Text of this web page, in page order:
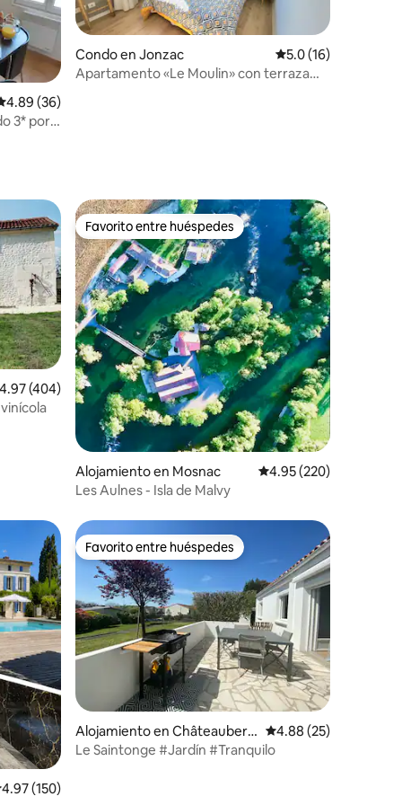
promedio: 4.89 de 5, 36 reseñas
4.89 (36)
3* por
Condo en Jonzac Calificación
5.0 (16)
Apartamento «Le Moulin» con terraza
promedio: 4.97 de 5, 404 reseñas
4.97 (404)
Favorito entre huéspedes
Favorito entre huéspedes
Alojamiento en Mosnac Calificación promedio:
4.95 (220)
Les Aulnes - Isla de Malvy
promedio: 4.97 de 5, 150 reseñas
4.97 (150)
Favorito entre huéspedes
Favorito entre huéspedes
Alojamiento en Châteaubern
ard
Calificación
4.88 (25)
Le Saintonge #Jardín #Tranquilo